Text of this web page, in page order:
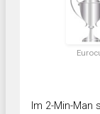
Im 2-Min-Man